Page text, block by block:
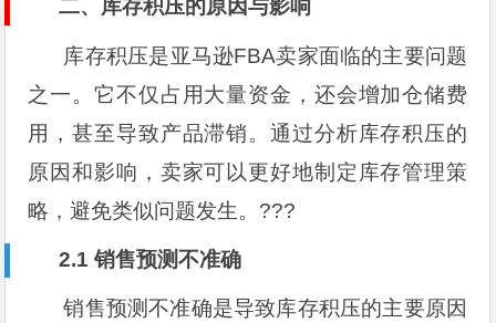
二、库存积压的原因与影响
库存积压是亚马逊FBA卖家面临的主要问题
之一。它不仅占用大量资金，还会增加仓储费
用，甚至导致产品滞销。通过分析库存积压的
原因和影响，卖家可以更好地制定库存管理策
略，避免类似问题发生。???
2.1 销售预测不准确
销售预测不准确是导致库存积压的主要原因